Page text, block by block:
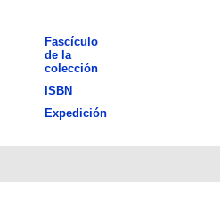
Fascículo
de la
colección
ISBN
Expedición